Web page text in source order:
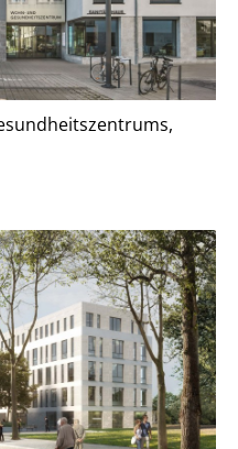
in
2023